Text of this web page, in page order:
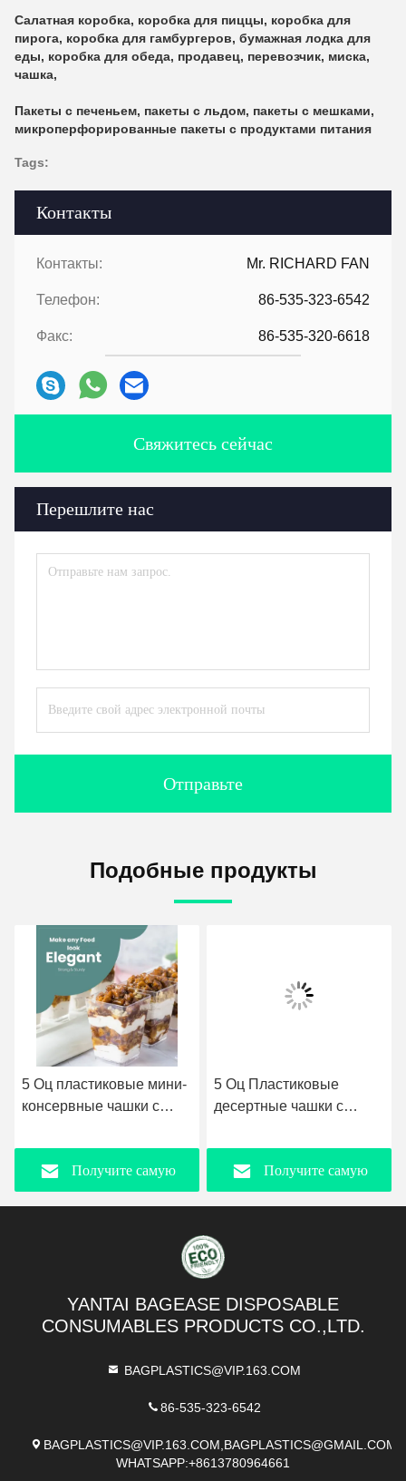
Контакты
Контакты: Mr. RICHARD FAN
Телефон: 86-535-323-6542
Факс: 86-535-320-6618
Свяжитесь сейчас
Перешлите нас
Отправьте
Салатная коробка, коробка для пиццы, коробка для
пирога, коробка для гамбургеров, бумажная лодка для
еды, коробка для обеда, продавец, перевозчик, миска,
чашка,
Пакеты с печеньем, пакеты с льдом, пакеты с мешками,
микроперфорированные пакеты с продуктами питания
Tags:
Подобные продукты
5 Оц пластиковые мини-
консервные чашки с
идеальные чашки с
крышками йогурт и
закуска десертные
фрукты, BPA свободные
перерабатываемые.
Получите самую
5 Оц Пластиковые
десертные чашки с
прозрачные квадратные
пустынные торты
стрелки мелкие чашки
пудингов, кондитерских
изделий, мус и закусок
Получите самую
YANTAI BAGEASE DISPOSABLE
CONSUMABLES PRODUCTS CO.,LTD.
BAGPLASTICS@VIP.163.COM
86-535-323-6542
BAGPLASTICS@VIP.163.COM,BAGPLASTICS@GMAIL.COM
WHATSAPP:+8613780964661